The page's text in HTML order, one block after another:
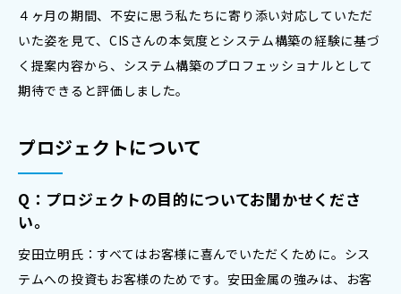
４ヶ月の期間、不安に思う私たちに寄り添い対応していただ
いた姿を見て、CISさんの本気度とシステム構築の経験に基づ
く提案内容から、システム構築のプロフェッショナルとして
期待できると評価しました。
プロジェクトについて
Q：プロジェクトの目的についてお聞かせくださ
い。
安田立明氏：すべてはお客様に喜んでいただくために。シス
テムへの投資もお客様のためです。安田金属の強みは、お客